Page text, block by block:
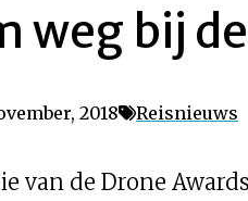
weg bij
2018 Reisnieuws
van de Drone